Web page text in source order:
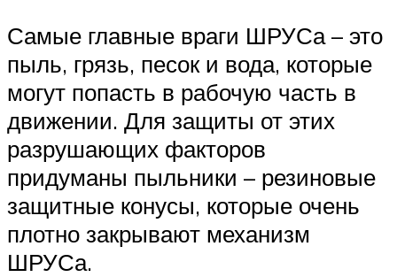
Самые главные враги ШРУСа – это
пыль, грязь, песок и вода, которые
могут попасть в рабочую часть в
движении. Для защиты от этих
разрушающих факторов
придуманы пыльники – резиновые
защитные конусы, которые очень
плотно закрывают механизм
ШРУСа.